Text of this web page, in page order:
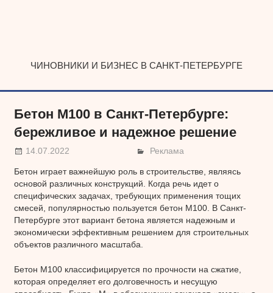
ЧИНОВНИКИ И БИЗНЕС В САНКТ-ПЕТЕРБУРГЕ
Бетон М100 в Санкт-Петербурге:
бережливое и надежное решение
14.07.2022 Реклама
Бетон играет важнейшую роль в строительстве, являясь
основой различных конструкций. Когда речь идет о
специфических задачах, требующих применения тощих
смесей, популярностью пользуется бетон М100. В Санкт-
Петербурге этот вариант бетона является надежным и
экономически эффективным решением для строительных
объектов различного масштаба.
Бетон М100 классифицируется по прочности на сжатие,
которая определяет его долговечность и несущую